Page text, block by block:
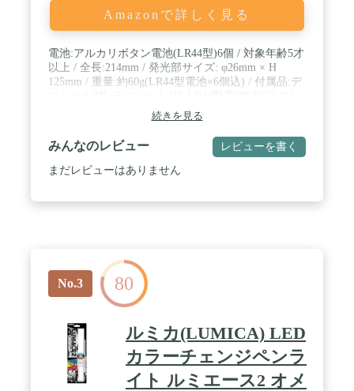
Amazonで詳しく見る
電池:アルカリボタン電池(LR44型)6個 / 対象年齢5才
以上 / 全長:214mm / 発光部サイズ: φ26mm × H
125mm / 重量:約60g(LR44型電池×6個込) / 付属品:デ
用),ストラップ,取扱説明書 / 生産国:日本
続きを見る
みんなのレビュー レビューを書く
まだレビューはありません
No.3 80
ルミカ(LUMICA) LED
カラーチェンジペンラ
イト ルミエース2 オメ